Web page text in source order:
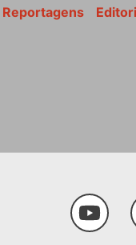
Reportagens
Social Media
Youtube